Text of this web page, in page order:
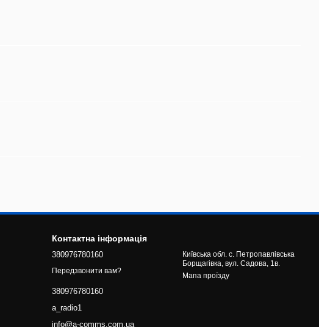
Контактна інформація
380976780160
Передзвонити вам?
380976780160
a_radio1
info@a-comms.com.ua
Київська обл. с. Петропавлівська
Борщагівка, вул. Садова, 1в.
Мапа проїзду